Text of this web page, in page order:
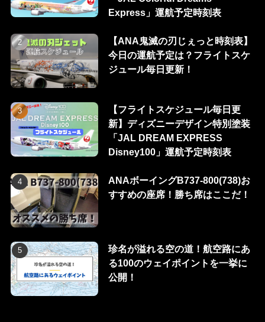
Express」運航予定時刻表
【ANA鬼滅の刃じぇっと時刻表】
今日の運航予定は？フライトスケ
ジュール毎日更新！
【フライトスケジュール毎日更
新】ディズニーデザイン特別塗装
「JAL DREAM EXPRESS
Disney100」運航予定時刻表
ANAボーイングB737-800(738)お
すすめの座席！勝ち席はここだ！
珍名が溢れる空の道！航空路にあ
る100のウェイポイントを一挙に
公開！